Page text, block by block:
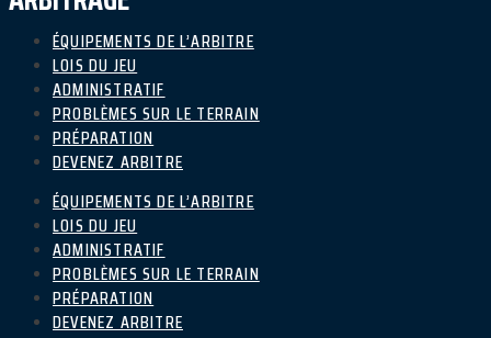
ÉQUIPEMENTS DE L’ARBITRE
LOIS DU JEU
ADMINISTRATIF
PROBLÈMES SUR LE TERRAIN
PRÉPARATION
DEVENEZ ARBITRE
ÉQUIPEMENTS DE L’ARBITRE
LOIS DU JEU
ADMINISTRATIF
PROBLÈMES SUR LE TERRAIN
PRÉPARATION
DEVENEZ ARBITRE